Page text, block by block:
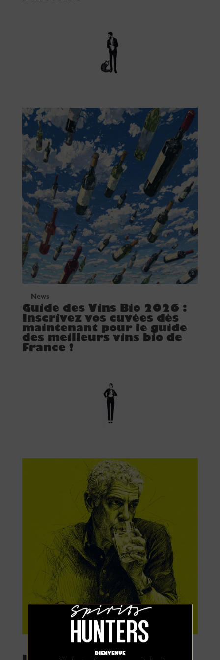
BIENVENUE
News
Guide des Vins Bio 2026 :
Inscrivez vos cuvées dès
maintenant pour le guide
des meilleurs vins bio de
France !